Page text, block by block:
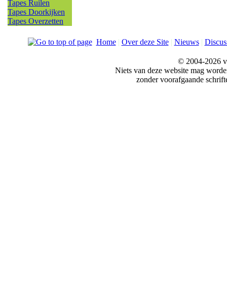
Tapes Ruilen
Tapes Doorkijken
Tapes Overzetten
Home| Over deze Site| Nieuws|
© 2004-2026
Niets van deze website mag
zonder voorafgaande